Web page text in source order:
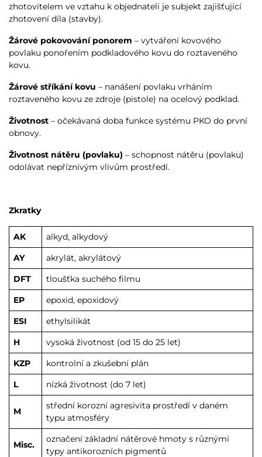
zhotovitelem ve vztahu k objednateli je subjekt zajišťující
zhotovení díla (stavby).
Žárové pokovování ponorem – vytváření kovového
povlaku ponořením podkladového kovu do roztaveného
kovu.
Žárové stříkání kovu – nanášení povlaku vrháním
roztaveného kovu ze zdroje (pistole) na ocelový podklad.
Životnost – očekávaná doba funkce systému PKO do první
obnovy.
Životnost nátěru (povlaku) – schopnost nátěru (povlaku)
odolávat nepříznivým vlivům prostředí.
Zkratky
AK
alkyd, alkydový
AY
akrylát, akrylátový
DFT
tloušťka suchého filmu
EP
epoxid, epoxidový
ESI
ethylsilikát
H
vysoká životnost (od 15 do 25 let)
KZP
kontrolní a zkušební plán
L
nízká životnost (do 7 let)
M
střední korozní agresivita prostředí v daném
typu atmosféry
Misc.
označení základní nátěrové hmoty s různými
typy antikorozních pigmentů